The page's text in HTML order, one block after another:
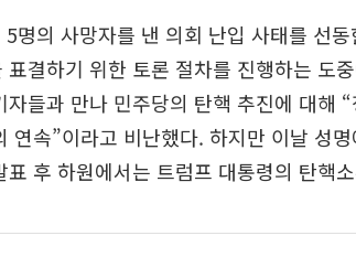
명의 사망자를 낸 의회 난입 사태를 선
표결하기 위한 토론 절차를 진행하는 도
자들과 만나 민주당의 탄핵 추진에 대해
연속”이라고 비난했다. 하지만 이날 성
후 하원에서는 트럼프 대통령의 탄핵